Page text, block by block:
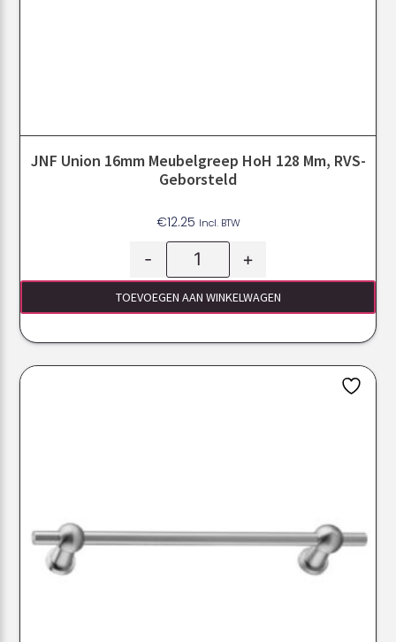
JNF Union 16mm Meubelgreep HoH 128 Mm, RVS-
Geborsteld
€12.25 Incl. BTW
- +
TOEVOEGEN AAN WINKELWAGEN